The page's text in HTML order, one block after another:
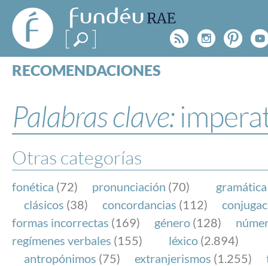
FundéuRAE
- Fundación
del Español
Urgente
Rss
RECOMENDACIONES
ESPECIALES
BLOG
NOTICIAS
SOBRE LA FUNDÉURAE
FundéuRAE es una fundación patrocinada por la
y la Real Academia Española, cuyo objetivo es
el buen uso del español en los medios de
Internet.
Palabras clave:
Otras categorías
fonética (72) pronunciación (70) gramática
clásicos (38) concordancias (112)
formas incorrectas (169) género (128)
regímenes verbales (155) léxico (2.894)
antropónimos (75) extranjerismos (1.255)